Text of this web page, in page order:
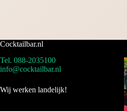
Cocktailbar.nl
Tel. 088-2035100
info@cocktailbar.nl
Wij werken landelijk!